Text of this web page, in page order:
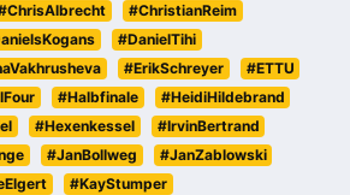
#ChristianReim
#DanielTihi
#ErikSchreyer
#ETTU
#Halbfinale
#HeidiHildebrand
#Hexenkessel
#IrvinBertrand
#JanBollweg
#JanZablowski
#KayStumper